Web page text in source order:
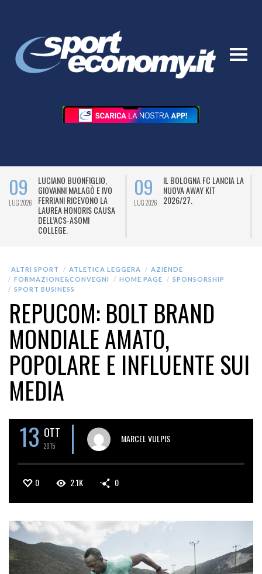
09
LUG 2026
LUCIANO BUONFIGLIO,
GIOVANNI MALAGÒ E IVO
FERRIANI RICEVONO LA
LAUREA HONORIS CAUSA
DELL’ACS-ASOMI
COLLEGE.
09
LUG 2026
IL BOLOGNA FC LANCIA LA
NUOVA AWAY KIT
2026/27.
ALTRI SPORT ATLETICA LEGGERA
AZIENDE
FORMAZIONE&CONVEGNI
HOME PAGE
SPONSORSHIP
SPORT BUSINESS
REPUCOM: BOLT BRAND
MONDIALE AMATO,
POPOLARE E INFLUENTE SUI
MEDIA
13 OTT
2015
MARCEL VULPIS
0 2.1K 0